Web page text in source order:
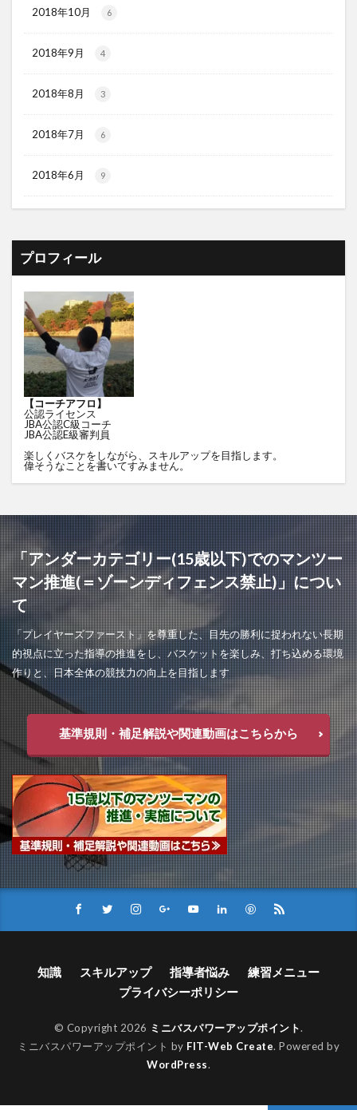
2018年10月 6
2018年9月 4
2018年8月 3
2018年7月 6
2018年6月 9
プロフィール
【コーチアフロ】
公認ライセンス
JBA公認C級コーチ
JBA公認E級審判員
楽しくバスケをしながら、スキルアップを目指します。
偉そうなことを書いてすみません。
「アンダーカテゴリー(15歳以下)でのマンツー
マン推進(＝ゾーンディフェンス禁止)」につい
て
「プレイヤーズファースト」を尊重した、目先の勝利に捉われない長期
的視点に立った指導の推進をし、バスケットを楽しみ、打ち込める環境
作りと、日本全体の競技力の向上を目指します
基準規則・補足解説や関連動画はこちらから
知識 スキルアップ 指導者悩み
練習メニュー
プライバシーポリシー
© Copyright 2026 ミニバスパワーアップポイント.
ミニバスパワーアップポイント by FIT-Web Create. Powered by
WordPress.